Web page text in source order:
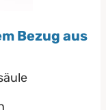
Bezug aus